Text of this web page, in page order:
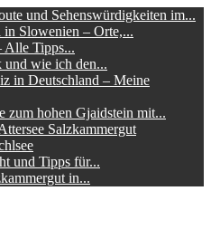
und Sehenswürdigkeiten im...
in Slowenien – Orte,...
Alle Tipps...
und wie ich den...
in Deutschland – Meine
zum hohen Gjaidstein mit...
Salzkammergut
und Tipps für...
in...